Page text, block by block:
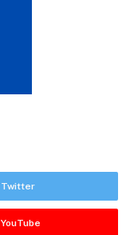
Twitter
YouTube